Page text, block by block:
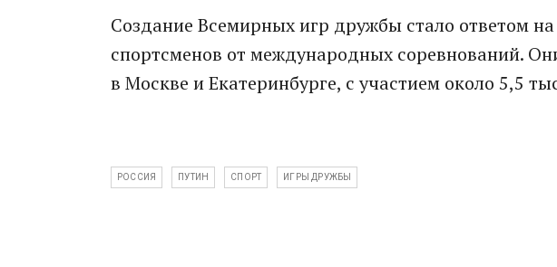
Создание Всемирных игр дружбы стало ответом
спортсменов от международных соревнований.
в Москве и Екатеринбурге, с участием около 5,5
РОССИЯ ПУТИН СПОРТ ИГРЫ ДРУЖБЫ